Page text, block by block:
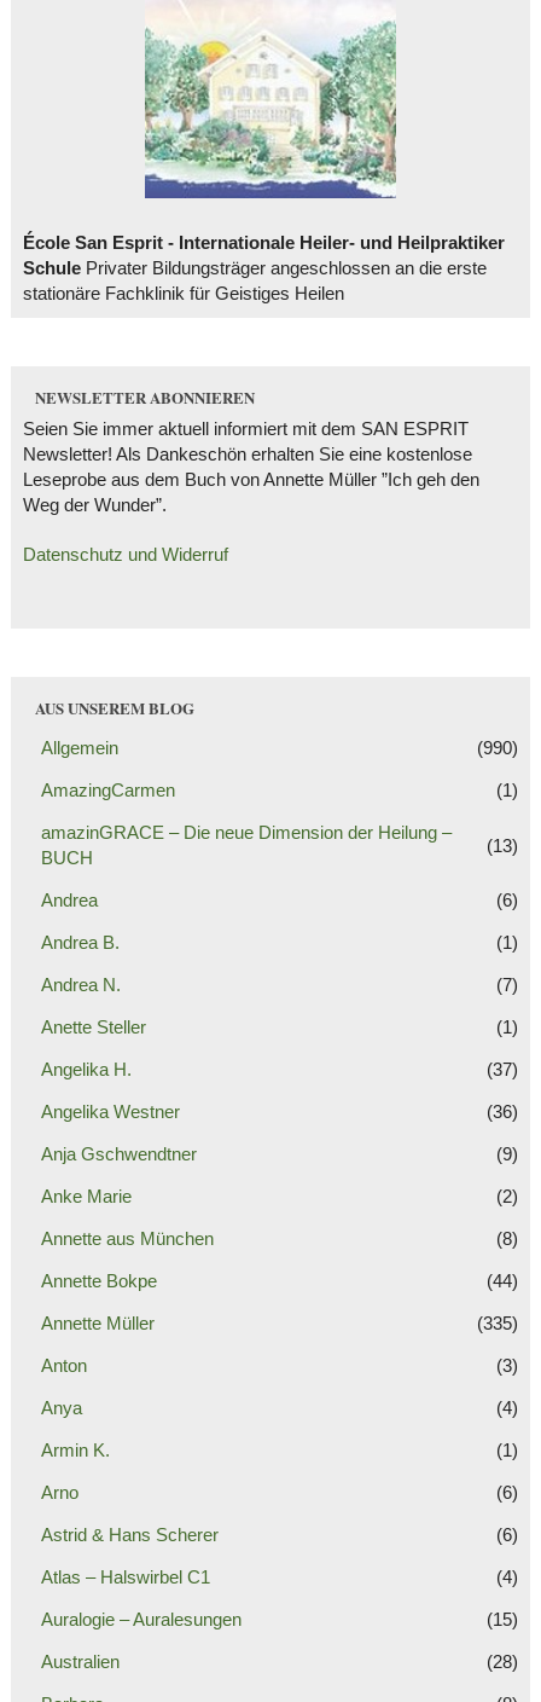
École San Esprit - Internationale Heiler- und Heilpraktiker
SchulePrivater Bildungsträger angeschlossen an die erste
stationäre Fachklinik für Geistiges Heilen
NEWSLETTER ABONNIEREN
Seien Sie immer aktuell informiert mit dem SAN ESPRIT
Newsletter! Als Dankeschön erhalten Sie eine kostenlose
Leseprobe aus dem Buch von Annette Müller ”Ich geh den
Weg der Wunder”.
Datenschutz und Widerruf
AUS UNSEREM BLOG
Allgemein (990)
AmazingCarmen (1)
amazinGRACE – Die neue Dimension der Heilung –
BUCH
(13)
Andrea (6)
Andrea B. (1)
Andrea N. (7)
Anette Steller (1)
Angelika H. (37)
Angelika Westner (36)
Anja Gschwendtner (9)
Anke Marie (2)
Annette aus München (8)
Annette Bokpe (44)
Annette Müller (335)
Anton (3)
Anya (4)
Armin K. (1)
Arno (6)
Astrid & Hans Scherer (6)
Atlas – Halswirbel C1 (4)
Auralogie – Auralesungen (15)
Australien (28)